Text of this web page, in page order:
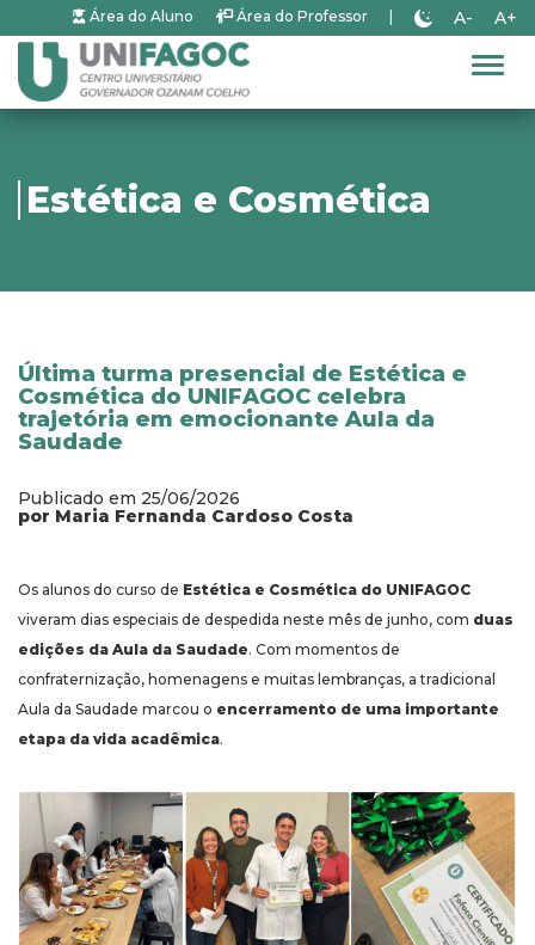
Área do Aluno Área do Professor A- A+
Estética e Cosmética
Última turma presencial de Estética e
Cosmética do UNIFAGOC celebra
trajetória em emocionante Aula da
Saudade
Publicado em 25/06/2026
por Maria Fernanda Cardoso Costa
Os alunos do curso de Estética e Cosmética do UNIFAGOC
viveram dias especiais de despedida neste mês de junho, com duas
edições da Aula da Saudade. Com momentos de
confraternização, homenagens e muitas lembranças, a tradicional
Aula da Saudade marcou o encerramento de uma importante
etapa da vida acadêmica.